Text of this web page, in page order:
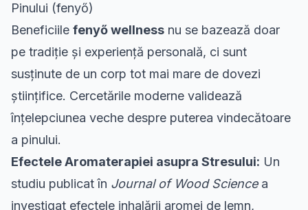
Pinului (fenyő)
Beneficiile fenyő wellness nu se bazează doar
pe tradiție și experiență personală, ci sunt
susținute de un corp tot mai mare de dovezi
științifice. Cercetările moderne validează
înțelepciunea veche despre puterea vindecătoare
a pinului.
Efectele Aromaterapiei asupra Stresului: Un
studiu publicat în Journal of Wood Sciencea
investigat efectele inhalării aromei de lemn,